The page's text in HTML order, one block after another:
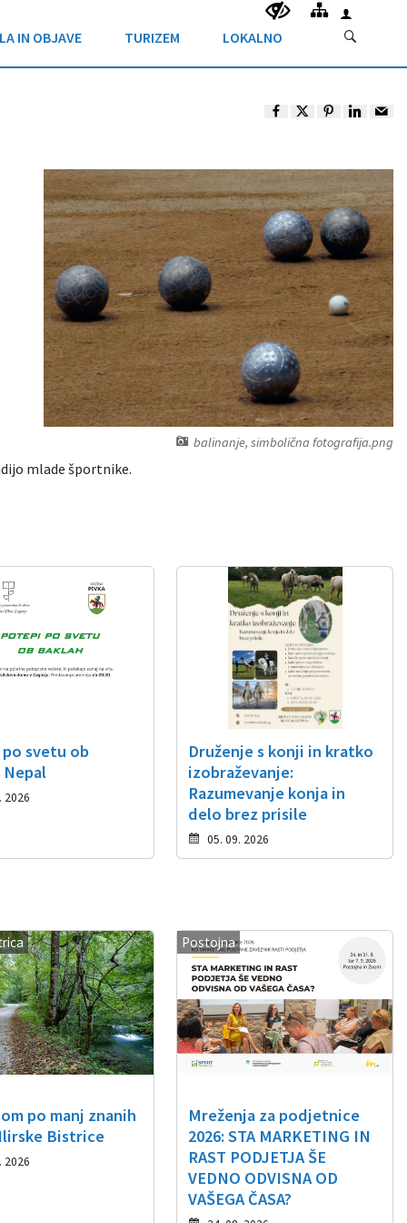
IN OBJAVE TURIZEM LOKALNO
balinanje, simbolična fotografija.png
mlade športnike.
svetu ob
Nepal
2026
Druženje s konji in kratko
izobraževanje:
Razumevanje konja in
delo brez prisile
05. 09. 2026
po manj znanih
Bistrice
2026
Postojna
Mreženja za podjetnice
2026: STA MARKETING IN
RAST PODJETJA ŠE
VEDNO ODVISNA OD
VAŠEGA ČASA?